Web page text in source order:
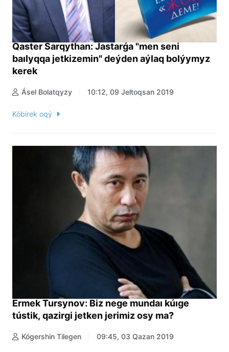
Qaster Sarqythan: Jastarǵa "men seni
baılyqqa jetkizemin" deýden aýlaq bolýymyz
kerek
Ásel Bolatqyzy 10:12, 09 Jeltoqsan 2019
Kóbirek oqý
Ermek Tursynov: Biz nege mundaı kúıge
tústik, qazirgi jetken jerimiz osy ma?
Kógershin Tilegen 09:45, 03 Qazan 2019